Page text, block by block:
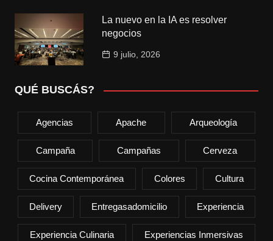
La nuevo en la IA es resolver
negocios
9 julio, 2026
QUÉ BUSCÁS?
Agencias Apache Arqueología
Campaña Campañas Cerveza
Cocina Contemporánea Colores Cultura
Delivery Entregasadomicilio Experiencia
Experiencia Culinaria Experiencias Inmersivas